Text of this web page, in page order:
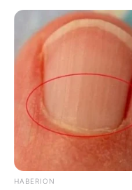
HABERION